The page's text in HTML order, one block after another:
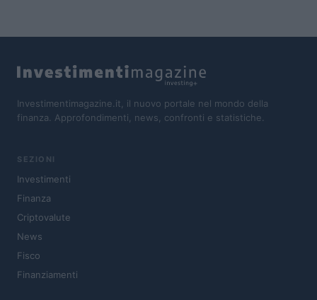
Investimentimagazine.it, il nuovo portale nel mondo della
finanza. Approfondimenti, news, confronti e statistiche.
SEZIONI
Investimenti
Finanza
Criptovalute
News
Fisco
Finanziamenti